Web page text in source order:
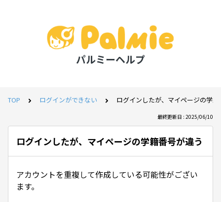
パルミーヘルプ
TOP ログインができない ログインしたが、マイページの学
最終更新日 : 2025/06/10
ログインしたが、マイページの学籍番号が違う
アカウントを重複して作成している可能性がござい
ます。